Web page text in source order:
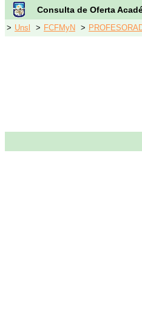
Consulta de Oferta
> Unsl > FCFMyN >